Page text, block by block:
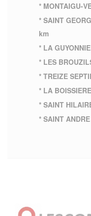
* MONTAIGU-
* SAINT
km
* LA
* LES
* TREIZE
* LA
* SAINT
* SAINT